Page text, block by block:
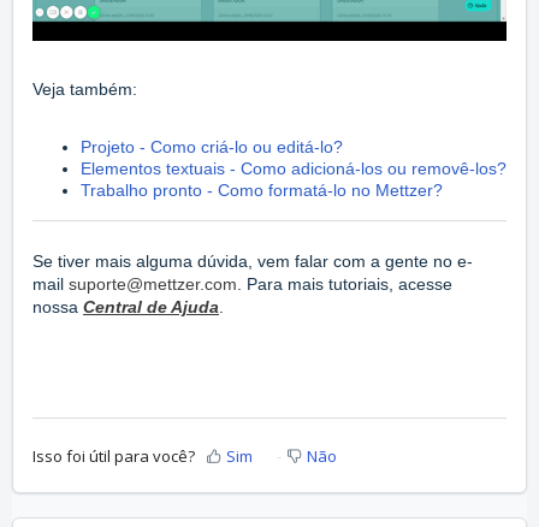
Veja também:
Projeto - Como criá-lo ou editá-lo?
Elementos textuais - Como adicioná-los ou removê-los?
Trabalho pronto - Como formatá-lo no Mettzer?
Se tiver mais alguma dúvida, vem falar com a gente no e-
mail suporte@mettzer.com. Para mais tutoriais, acesse
nossa Central de Ajuda.
Isso foi útil para você? Sim Não